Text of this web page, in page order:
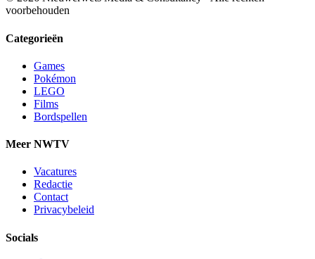
voorbehouden
Categorieën
Games
Pokémon
LEGO
Films
Bordspellen
Meer NWTV
Vacatures
Redactie
Contact
Privacybeleid
Socials